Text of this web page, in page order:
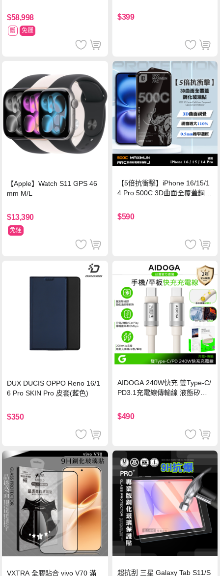
$58,998
贈 免運
$399
【Apple】Watch S11 GPS 46
mm M/L
$13,390
免運
【5倍抗衝擊】iPhone 16/15/1
4 Pro 500C 3D曲面全覆蓋鋼化
保護貼
$590
DUX DUCIS OPPO Reno 16/1
6 Pro SKIN Pro 皮套(藍色)
$350
AIDOGA 240W快充 雙Type-C/
PD3.1充電線傳輸線 液態矽膠
機/平板/筆電
$490
VXTRA 全膠貼合 vivo V70 滿 超抗刮 三星 Galaxy Tab S11/S